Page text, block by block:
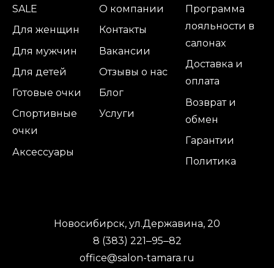
SALE
Для женщин
Для мужчин
Для детей
Готовые очки
Спортивные
очки
Аксессуары
О компании
Контакты
Вакансии
Отзывы о нас
Блог
Услуги
Программа
лояльности в
салонах
Доставка и
оплата
Возврат и
обмен
Гарантии
Политика
Новосибирск, ул.Державина, 20
8 (383) 221‒95‒82
office@salon-tamara.ru